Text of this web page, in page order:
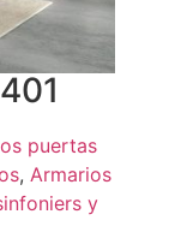
puertas
, Armarios
y